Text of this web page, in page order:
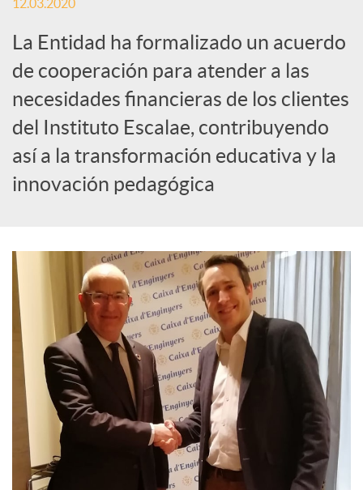
c
i
a
e
s
12.03.2020
La Entidad ha formalizado un acuerdo
de cooperación para atender a las
necesidades financieras de los clientes
del Instituto Escalae, contribuyendo
así a la transformación educativa y la
innovación pedagógica